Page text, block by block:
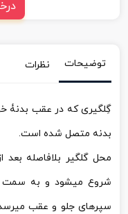
توضیحات نظرات
گِلگیری که در عقب بدنۀ
بدنه متصل شده است.
محل گلگیر بلافاصله
شروع میشود و به سمت
سپرهای جلو و عقب